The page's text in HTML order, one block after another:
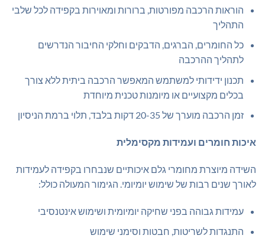
הוראות הרכבה מפורטות, ברורות ומאוירות בקפידה לכל שלבי
התהליך
כל החומרים, הברגים, הדבקים וחלקי החיבור הנדרשים
לתהליך ההרכבה
תכנון ידידותי למשתמש המאפשר הרכבה ביתית ללא צורך
בכלים מקצועיים או מיומנות טכנית מיוחדת
זמן הרכבה מוערך של 20-35 דקות בלבד, תלוי ברמת הניסיון
איכות חומרים ועמידות מקסימלית
השידה מיוצרת מחומרי גלם איכותיים שנבחרו בקפידה לעמידות
לאורך שנים רבות של שימוש יומיומי. הגימור המעולה כולל:
עמידות גבוהה בפני שחיקה יומיומית ושימוש אינטנסיבי
התנגדות לשריטות, חבטות וסימני שימוש